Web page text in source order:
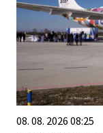
08. 08. 2026 08:25